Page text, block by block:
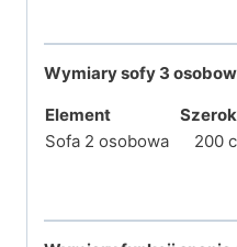
Wymiary sofy 3
Element
Sofa 2 osobowa
200